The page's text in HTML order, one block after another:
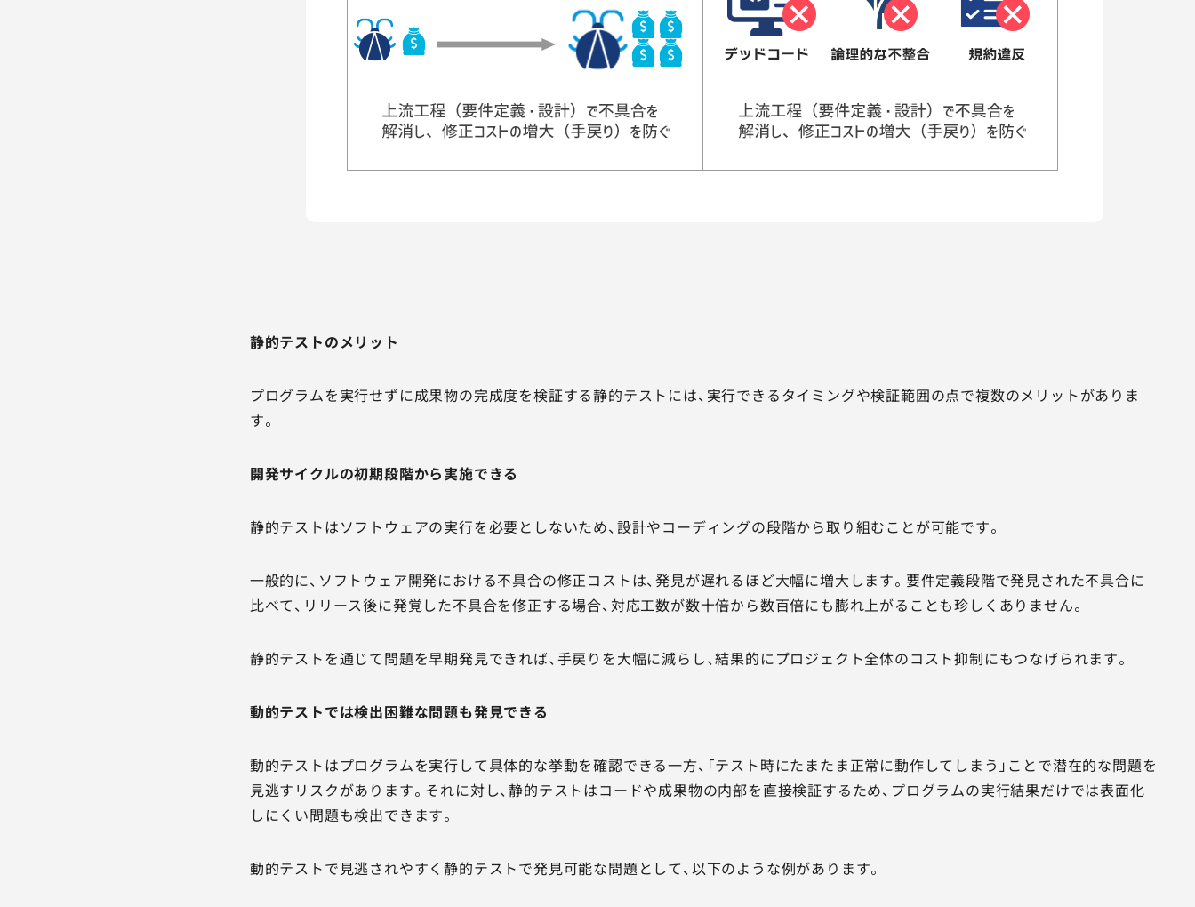
静的テストのメリット
プログラムを実行せずに成果物の完成度を検証する静的テストには、実行できるタイミングや検証範囲の点で複数のメリットがありま
す。
開発サイクルの初期段階から実施できる
静的テストはソフトウェアの実行を必要としないため、設計やコーディングの段階から取り組むことが可能です。
一般的に、ソフトウェア開発における不具合の修正コストは、発見が遅れるほど大幅に増大します。要件定義段階で発見された不具合に
比べて、リリース後に発覚した不具合を修正する場合、対応工数が数十倍から数百倍にも膨れ上がることも珍しくありません。
静的テストを通じて問題を早期発見できれば、手戻りを大幅に減らし、結果的にプロジェクト全体のコスト抑制にもつなげられます。
動的テストでは検出困難な問題も発見できる
動的テストはプログラムを実行して具体的な挙動を確認できる一方、「テスト時にたまたま正常に動作してしまう」ことで潜在的な問題を
見逃すリスクがあります。それに対し、静的テストはコードや成果物の内部を直接検証するため、プログラムの実行結果だけでは表面化
しにくい問題も検出できます。
動的テストで見逃されやすく静的テストで発見可能な問題として、以下のような例があります。